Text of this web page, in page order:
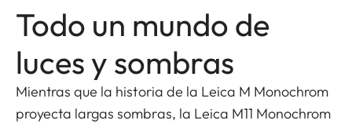
Todo un mundo de
luces y sombras
Mientras que la historia de la Leica M Monochrom
proyecta largas sombras, la Leica M11 Monochrom